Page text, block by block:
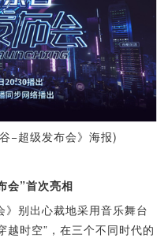
−超级发布会》海报)
会”首次亮相
别出心裁地采用音乐舞台
越时空”，在三个不同时代的